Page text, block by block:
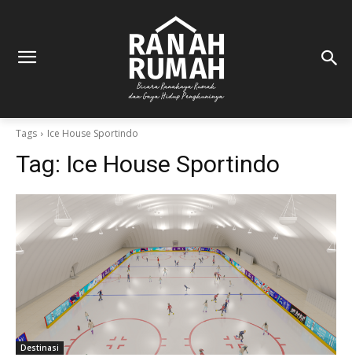
Tags Ice House Sportindo
Tag: Ice House Sportindo
Destinasi